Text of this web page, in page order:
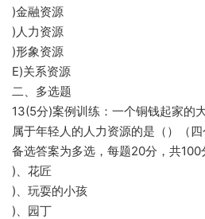
)金融资源
)人力资源
)形象资源
E)关系资源
二、多选题
13(5分)案例训练：一个铜钱起家的
属于年轻人的人力资源的是（）（
备选答案为多选，每题20分，共100
)、花匠
)、玩耍的小孩
)、园丁